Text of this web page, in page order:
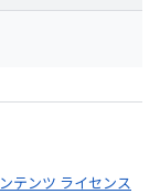
テンツ ライセンス